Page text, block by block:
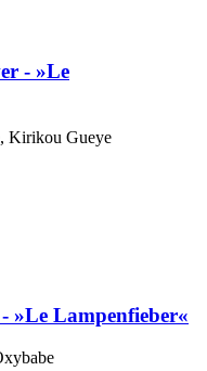
- »Le
Kirikou Gueye
»Le Lampenfieber«